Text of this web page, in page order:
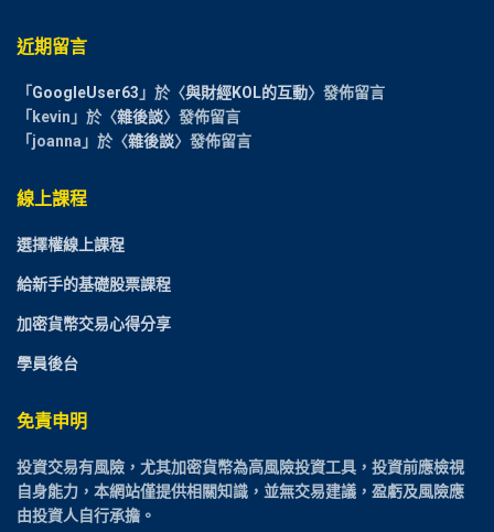
近期留言
「 GoogleUser63 」於〈與財經KOL的互動〉發佈留言
「 kevin 」於〈雜後談〉發佈留言
「 joanna 」於〈雜後談〉發佈留言
線上課程
選擇權線上課程
給新手的基礎股票課程
加密貨幣交易心得分享
學員後台
免責申明
投資交易有風險，尤其加密貨幣為高風險投資工具，投資前應檢視
自身能力，本網站僅提供相關知識，並無交易建議，盈虧及風險應
由投資人自行承擔。